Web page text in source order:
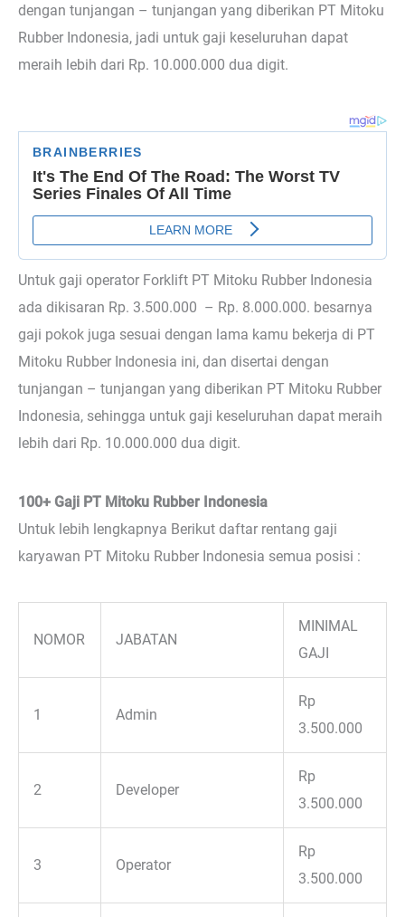
dengan tunjangan – tunjangan yang diberikan PT Mitoku
Rubber Indonesia, jadi untuk gaji keseluruhan dapat
meraih lebih dari Rp. 10.000.000 dua digit.
Untuk gaji operator Forklift PT Mitoku Rubber Indonesia
ada dikisaran Rp. 3.500.000 – Rp. 8.000.000. besarnya
gaji pokok juga sesuai dengan lama kamu bekerja di PT
Mitoku Rubber Indonesia ini, dan disertai dengan
tunjangan – tunjangan yang diberikan PT Mitoku Rubber
Indonesia, sehingga untuk gaji keseluruhan dapat meraih
lebih dari Rp. 10.000.000 dua digit.
100+ Gaji PT Mitoku Rubber Indonesia
Untuk lebih lengkapnya Berikut daftar rentang gaji
karyawan PT Mitoku Rubber Indonesia semua posisi :
NOMOR JABATAN
MINIMAL
GAJI
1 Admin
Rp
3.500.000
2 Developer
Rp
3.500.000
3 Operator
Rp
3.500.000